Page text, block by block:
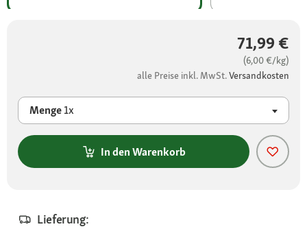
71,99 €
(6,00 €/kg)
alle Preise inkl. MwSt.Versandkosten
Menge1x
In den Warenkorb
Lieferung: